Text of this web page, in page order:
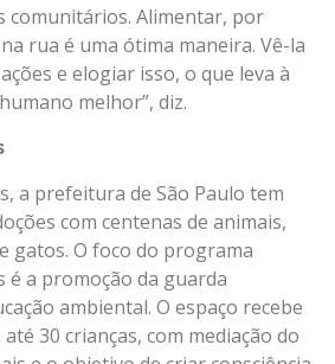
comunitários. Alimentar, por
rua é uma ótima maneira. Vê-la
e elogiar isso, o que leva à
melhor”, diz.
a prefeitura de São Paulo tem
com centenas de animais,
gatos. O foco do programa
é a promoção da guarda
ambiental. O espaço recebe
30 crianças, com mediação do